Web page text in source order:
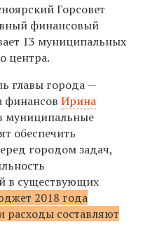
Горсовет
финансовый
13 муниципальных
центра.
главы города —
финансов Ирина
муниципальные
обеспечить
городом задач,
в существующих
2018 года
составляют